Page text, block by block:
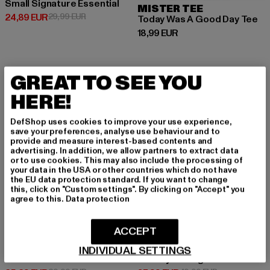
Small Signature Essential
24,89 EUR
Derzeitiger Preis: 24,89 EUR
29,99 EURAktionspreis: 29,99 EUR
MISTER TEE
Today Was A Good Day Tee
18,99 EUR
Derzeitiger Preis: 18,99 EUR
-27%
3-Pack Essential
-24%
ANOTHER COTTON LAB
Sunday Driving Oversize
GREAT TO SEE YOU
HERE!
DefShop uses cookies to improve your use experience,
save your preferences, analyse use behaviour and to
provide and measure interest-based contents and
advertising. In addition, we allow partners to extract data
or to use cookies. This may also include the processing of
your data in the USA or other countries which do not have
the EU data protection standard. If you want to change
this, click on "Custom settings". By clicking on "Accept" you
agree to this. Data protection
INDIVIDUAL SETTINGS
ACCEPT